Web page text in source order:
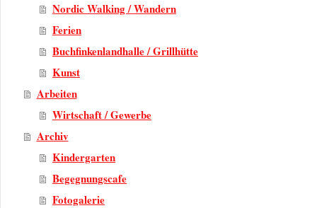
Nordic Walking / Wandern
Ferien
Buchfinkenlandhalle / Grillhütte
Kunst
Arbeiten
Wirtschaft / Gewerbe
Archiv
Kindergarten
Begegnungscafe
Fotogalerie